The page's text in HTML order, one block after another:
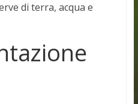
di terra, acqua e